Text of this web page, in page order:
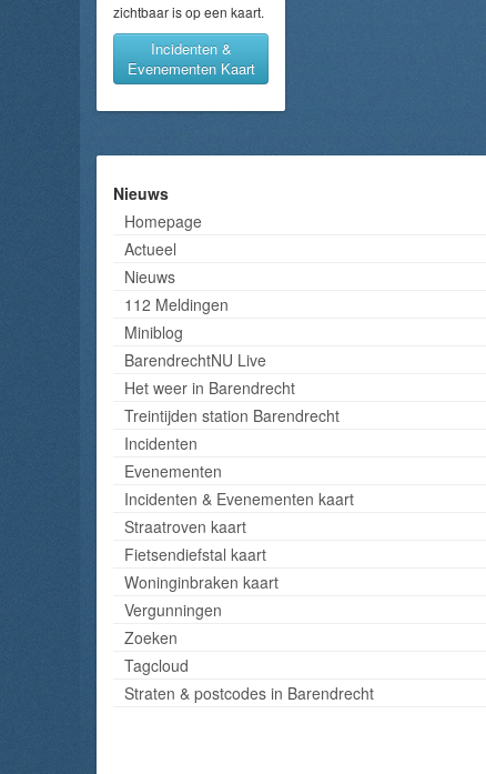
zichtbaar is op een kaart.
Incidenten &
Evenementen Kaart
Nieuws
Homepage
Actueel
Nieuws
112 Meldingen
Miniblog
BarendrechtNU Live
Het weer in Barendrecht
Treintijden station Barendrecht
Incidenten
Evenementen
Incidenten & Evenementen kaart
Straatroven kaart
Fietsendiefstal kaart
Woninginbraken kaart
Vergunningen
Zoeken
Tagcloud
Straten & postcodes in Barendrecht